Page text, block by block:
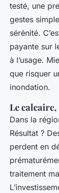
testé, une
gestes
sérénité.
payante sur
à l’usage.
que risquer
inondation.
Le calcaire,
Dans la
Résultat ?
perdent en
traitement